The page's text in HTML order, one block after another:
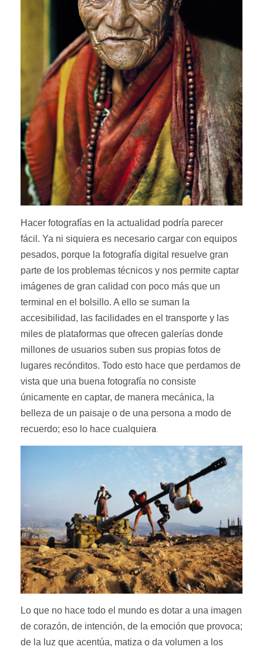
Hacer fotografías en la actualidad podría parecer
fácil. Ya ni siquiera es necesario cargar con equipos
pesados, porque la fotografía digital resuelve gran
parte de los problemas técnicos y nos permite captar
imágenes de gran calidad con poco más que un
terminal en el bolsillo. A ello se suman la
accesibilidad, las facilidades en el transporte y las
miles de plataformas que ofrecen galerías donde
millones de usuarios suben sus propias fotos de
lugares recónditos. Todo esto hace que perdamos de
vista que una buena fotografía no consiste
únicamente en captar, de manera mecánica, la
belleza de un paisaje o de una persona a modo de
recuerdo; eso lo hace cualquiera.
Lo que no hace todo el mundo es dotar a una imagen
de corazón, de intención, de la emoción que provoca;
de la luz que acentúa, matiza o da volumen a los